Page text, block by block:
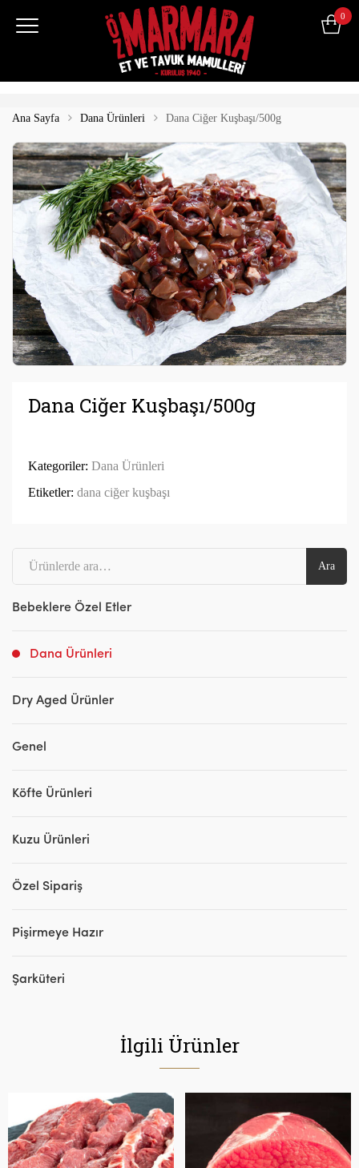
0
Ana Sayfa Dana Ürünleri Dana Ciğer Kuşbaşı/500g
Dana Ciğer Kuşbaşı/500g
Kategoriler: Dana Ürünleri
Etiketler: dana ciğer kuşbaşı
Ara:
Ara
Bebeklere Özel Etler
Dana Ürünleri
Dry Aged Ürünler
Genel
Köfte Ürünleri
Kuzu Ürünleri
Özel Sipariş
Pişirmeye Hazır
Şarküteri
İlgili Ürünler